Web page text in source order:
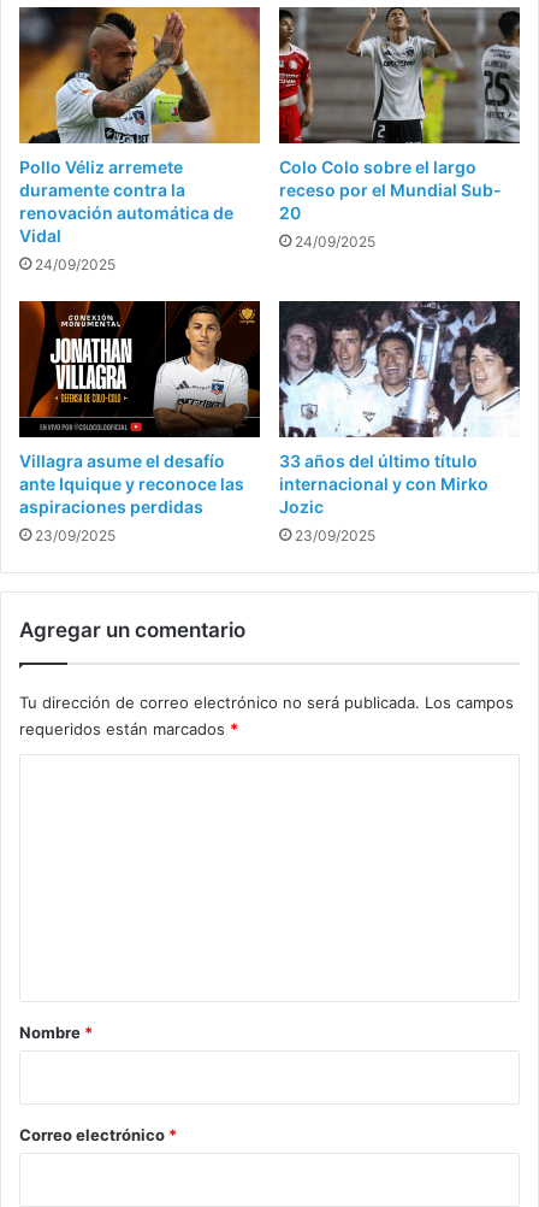
Pollo Véliz arremete
duramente contra la
renovación automática de
Vidal
24/09/2025
Colo Colo sobre el largo
receso por el Mundial Sub-
20
24/09/2025
Villagra asume el desafío
ante Iquique y reconoce las
aspiraciones perdidas
23/09/2025
33 años del último título
internacional y con Mirko
Jozic
23/09/2025
Agregar un comentario
Tu dirección de correo electrónico no será publicada. Los campos
requeridos están marcados *
r
*
Nombre *
Correo electrónico *